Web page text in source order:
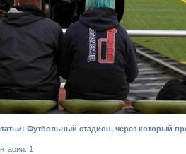
Футбольный стадион, через который
1